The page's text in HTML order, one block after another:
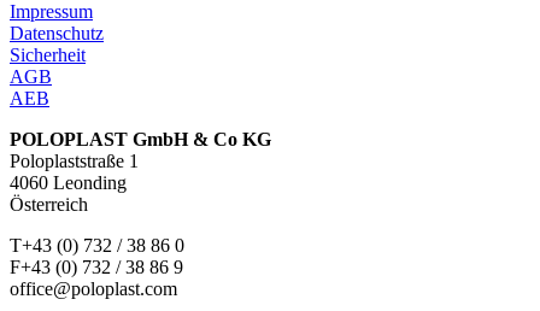
Impressum
Datenschutz
Sicherheit
AGB
AEB
POLOPLAST GmbH & Co KG
Poloplaststraße 1
4060 Leonding
Österreich
T+43 (0) 732 / 38 86 0
F+43 (0) 732 / 38 86 9
office@poloplast.com